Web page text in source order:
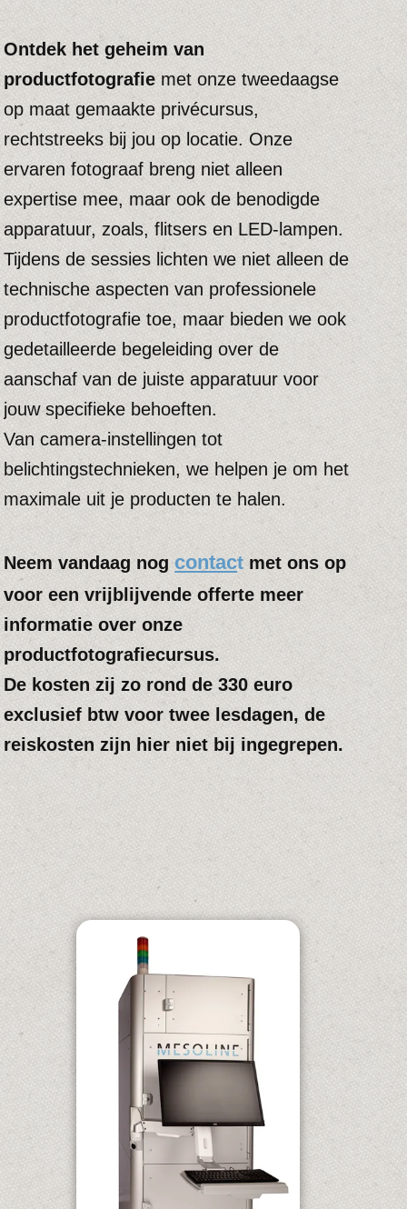
gedetailleerde begeleiding over de
aanschaf van de juiste apparatuur voor
jouw specifieke behoeften.
Van camera-instellingen tot
belichtingstechnieken, we helpen je om het
maximale uit je producten te halen.
Neem vandaag nog contactmet ons op
voor een vrijblijvende offerte meer
informatie over onze
productfotografiecursus.
De kosten zij zo rond de 330 euro
exclusief btw voor twee lesdagen, de
reiskosten zijn hier niet bij ingegrepen.